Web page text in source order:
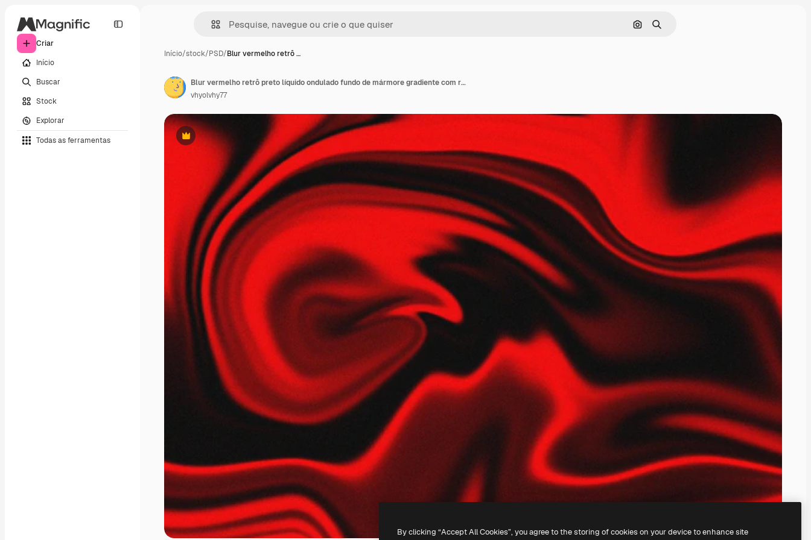
Criar
Início
Buscar
Stock
Explorar
Todas as ferramentas
Pesquisar por imagem
Buscar
Início/stock/PSD/Blur vermelho retrô …
Premium
Blur vermelho retrô preto líquido ondulado fundo de mármore gradiente com ruído liquefeito textura granulada
vhyolvhy77
By clicking “Accept All Cookies”, you agree to the storing of cookies on your device to enhance site